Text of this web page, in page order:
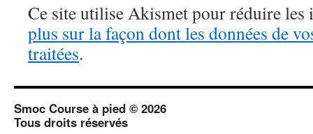
Ce site utilise Akismet pour réduire les
plus sur la façon dont les données de
traitées.
Smoc Course à pied © 2026
Tous droits réservés